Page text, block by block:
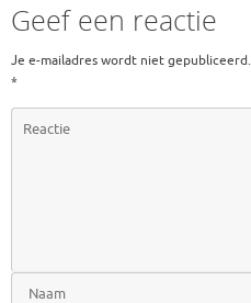
Geef een reactie
Je e-mailadres wordt niet gepubliceerd.
*